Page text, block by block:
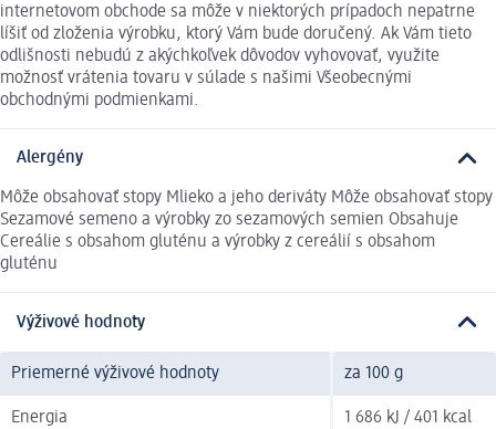
internetovom obchode sa môže v niektorých prípadoch nepatrne
líšiť od zloženia výrobku, ktorý Vám bude doručený. Ak Vám tieto
odlišnosti nebudú z akýchkoľvek dôvodov vyhovovať, využite
možnosť vrátenia tovaru v súlade s našimi Všeobecnými
obchodnými podmienkami.
Alergény
Môže obsahovať stopy Mlieko a jeho deriváty Môže obsahovať stopy
Sezamové semeno a výrobky zo sezamových semien Obsahuje
Cereálie s obsahom gluténu a výrobky z cereálií s obsahom
gluténu
Výživové hodnoty
Priemerné výživové hodnoty za 100 g
Energia 1 686 kJ / 401 kcal